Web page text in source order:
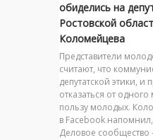
обиделись на
Ростовской
Коломейцева
Представители
считают, что
депутатской этики, и
отказаться от
пользу молодых.
в Facebook напомнил,
Деловое